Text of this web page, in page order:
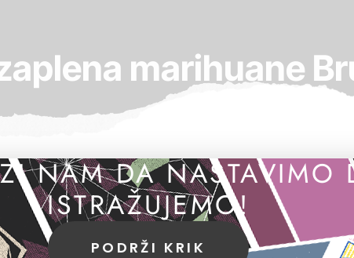
marihuane
NAM DA NASTAVIMO
ISTRAŽUJEMO!
PODRŽI KRIK